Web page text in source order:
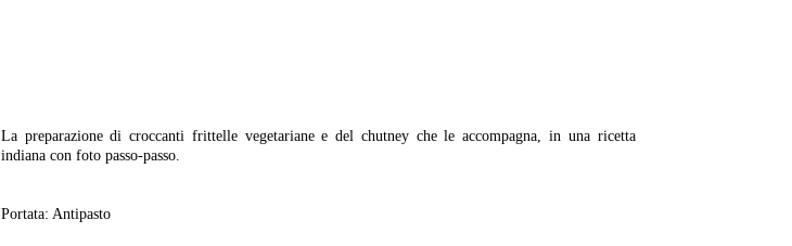
La preparazione di croccanti frittelle vegetariane e del chutney che le accompagna, in una ricetta
indiana con foto passo-passo.
Portata: Antipasto